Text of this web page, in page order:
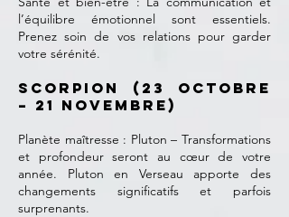
l’équilibre émotionnel sont essentiels.
Prenez soin de vos relations pour garder
votre sérénité.
Scorpion (23 octobre
– 21 novembre)
Planète maîtresse : Pluton – Transformations
et profondeur seront au cœur de votre
année. Pluton en Verseau apporte des
changements significatifs et parfois
surprenants.